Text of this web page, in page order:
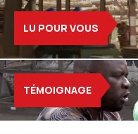
LU POUR VOUS
TÉMOIGNAGE